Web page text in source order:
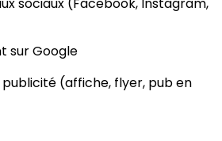
sociaux (Facebook, Instagram,
sur Google
publicité (affiche, flyer, pub en